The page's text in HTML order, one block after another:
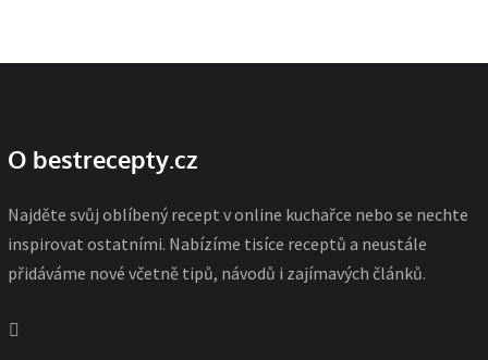
O bestrecepty.cz
Najděte svůj oblíbený recept v online kuchařce nebo se nechte
inspirovat ostatními. Nabízíme tisíce receptů a neustále
přidáváme nové včetně tipů, návodů i zajímavých článků.